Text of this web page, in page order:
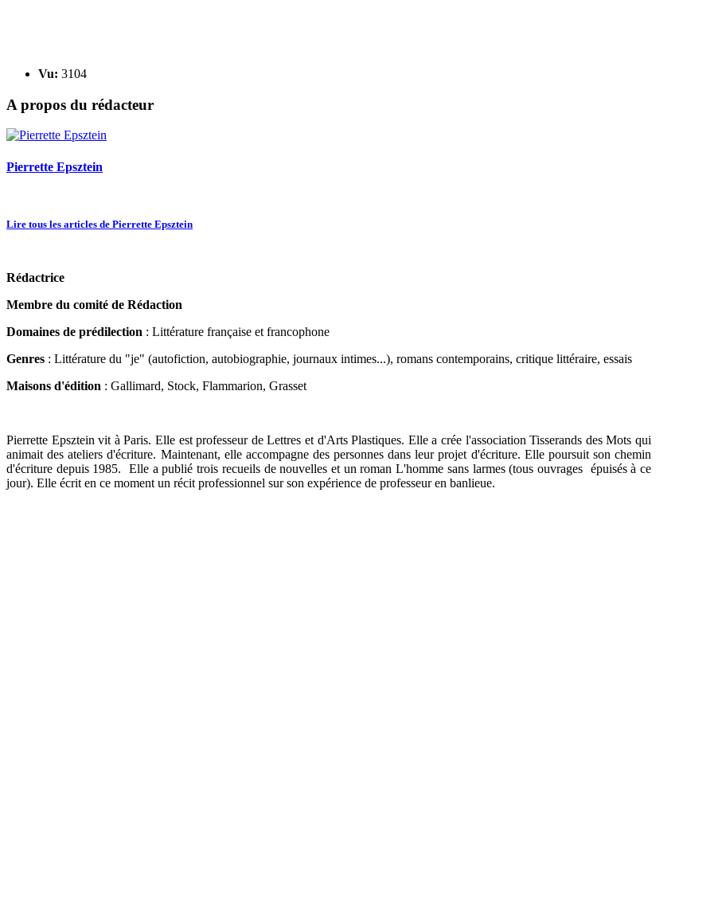
Vu: 3104
A propos du rédacteur
Pierrette Epsztein
Lire tous les articles de Pierrette Epsztein
Rédactrice
Membre du comité de Rédaction
Domaines de prédilection : Littérature française et francophone
Genres : Littérature du "je" (autofiction, autobiographie, journaux intimes...), romans contemporains, critique littéraire, essais
Maisons d'édition : Gallimard, Stock, Flammarion, Grasset
Pierrette Epsztein vit à Paris. Elle est professeur de Lettres et d'Arts Plastiques. Elle a crée l'association Tisserands des Mots qui
animait des ateliers d'écriture. Maintenant, elle accompagne des personnes dans leur projet d'écriture. Elle poursuit son chemin
d'écriture depuis 1985. Elle a publié trois recueils de nouvelles et un roman L'homme sans larmes (tous ouvrages épuisés à ce
jour). Elle écrit en ce moment un récit professionnel sur son expérience de professeur en banlieue.